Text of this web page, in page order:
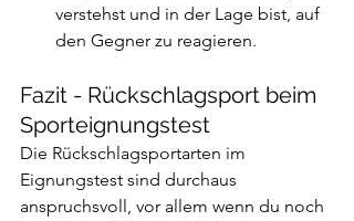
verstehst und in der Lage bist, auf
den Gegner zu reagieren.
Fazit - Rückschlagsport beim
Sporteignungstest
Die Rückschlagsportarten im
Eignungstest sind durchaus
anspruchsvoll, vor allem wenn du noch